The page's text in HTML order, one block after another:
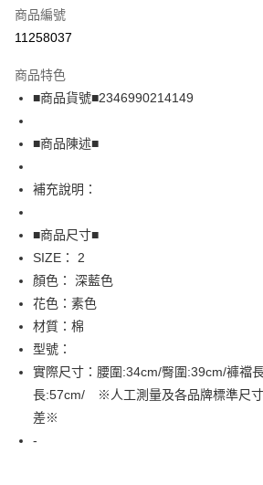
超商取貨付款
Apple Pay
街口支付
全盈+PAY
AFTEE先享後付
相關說明
【關於「AFTEE先享後付」】
AFTEE先享後付是「在收到商品之後才付款」的
便利好安心！
１．簡單：不需註冊會員、不需綁卡、不需儲值。
３．安心：先確認商品／服務後，再付款。
【「AFTEE先享後付」結帳流程】
１．於結帳方式選擇「AFTEE先享後付」後，將
結帳頁面，進行簡訊認證並確認金額後，即可完成
運送方式
全家取貨付款
免運費
免運費
7-11取貨付款
商品編號
11258037
商品特色
■商品貨號■2346990214149
■商品陳述■
補充說明：
■商品尺寸■
SIZE： 2
顏色： 深藍色
花色：素色
材質：棉
型號：
實際尺寸：腰圍:34cm/臀圍:39cm/褲襠
長:57cm/ ※人工測量及各品牌標準尺
差※
-